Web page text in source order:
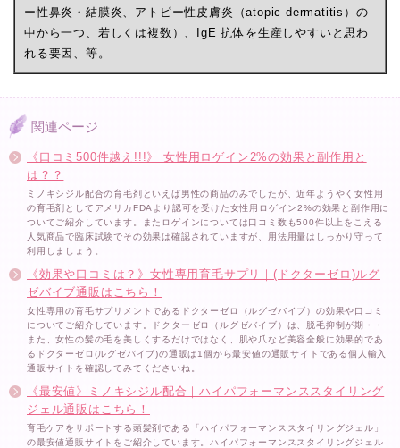
ー性鼻炎・結膜炎、アトピー性皮膚炎（atopic dermatitis）の
中から一つ、若しくは複数）、IgE 抗体を生産しやすいと思わ
れる要因、等。
関連ページ
《口コミ500件越え!!!》 女性用ロゲイン2%の効果と副作用と
は？？
ミノキシジル配合の育毛剤といえば男性の商品のみでしたが、近年ようやく女性用
の育毛剤としてアメリカFDAより認可を受けた女性用ロゲイン2%の効果と副作用に
ついてご紹介しています。またロゲインについては口コミ数も500件以上をこえる
人気商品で臨床試験でその効果は確認されていますが、用法用量はしっかり守って
利用しましょう。
《効果や口コミは？》女性専用育毛サプリ｜(ドクターゼロ)ルグ
ゼバイブ通販はこちら！
女性専用の育毛サプリメントであるドクターゼロ（ルグゼバイブ）の効果や口コミ
についてご紹介しています。ドクターゼロ（ルグゼバイブ）は、脱毛抑制が期・・
また、女性の髪の毛を美しくするだけではなく、肌や爪など美容全般に効果的であ
るドクターゼロ(ルグゼバイブ)の通販は1個から最安値の通販サイトである個人輸入
通販サイトを確認してみてくださいね。
《最安値》ミノキシジル配合｜ハイパフォーマンススタイリング
ジェル通販はこちら！
育毛ケアをサポートする頭髪剤である「ハイパフォーマンススタイリングジェル」
の最安値通販サイトをご紹介しています。ハイパフォーマンススタイリングジェル